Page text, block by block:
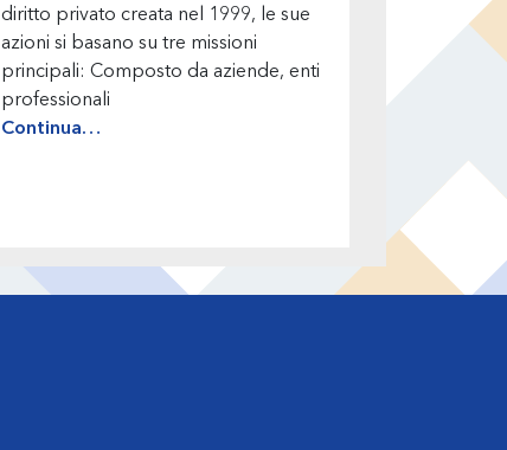
diritto privato creata nel 1999, le sue
azioni si basano su tre missioni
principali: Composto da aziende, enti
professionali
Continua…